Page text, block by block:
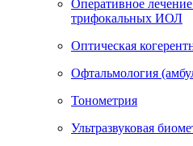
Оперативное
трифокальных ИОЛ
Оптическая
Офтальмология
Тонометрия
Ультразвуковая